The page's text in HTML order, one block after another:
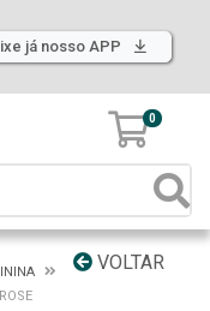
já nosso APP
0
VOLTAR